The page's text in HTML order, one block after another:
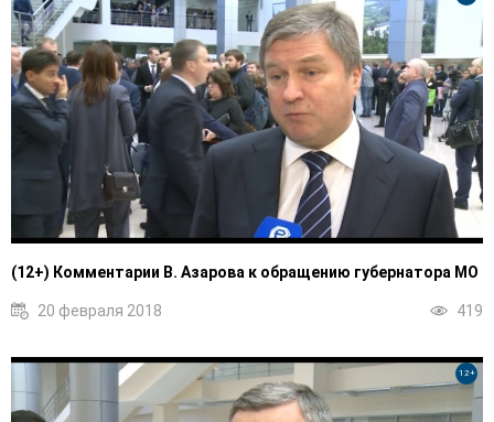
(12+) Комментарии В. Азарова к обращению губернатора МО
20 февраля 2018 419
12+